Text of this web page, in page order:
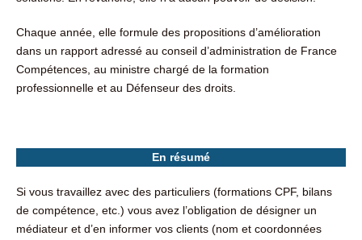
Chaque année, elle formule des propositions d’amélioration
dans un rapport adressé au conseil d’administration de France
Compétences, au ministre chargé de la formation
professionnelle et au Défenseur des droits.
En résumé
Si vous travaillez avec des particuliers (formations CPF, bilans
de compétence, etc.) vous avez l’obligation de désigner un
médiateur et d’en informer vos clients (nom et coordonnées